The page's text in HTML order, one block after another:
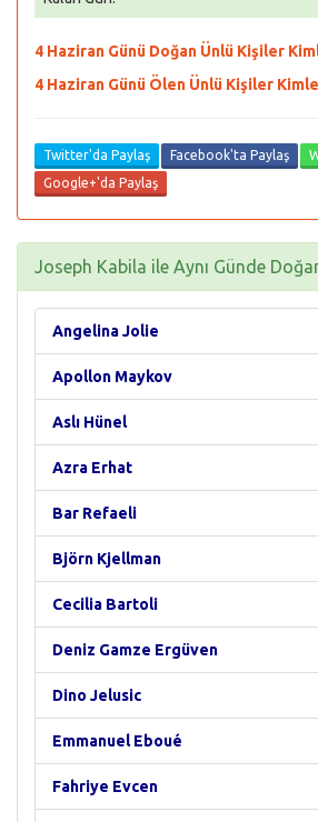
4 Haziran Günü Doğan Ünlü Kişiler
4 Haziran Günü Ölen Ünlü Kişiler
Twitter'da Paylaş Facebook'ta Paylaş
Google+'da Paylaş
Joseph Kabila ile Aynı Günde
Angelina Jolie
Apollon Maykov
Aslı Hünel
Azra Erhat
Bar Refaeli
Björn Kjellman
Cecilia Bartoli
Deniz Gamze Ergüven
Dino Jelusic
Emmanuel Eboué
Fahriye Evcen